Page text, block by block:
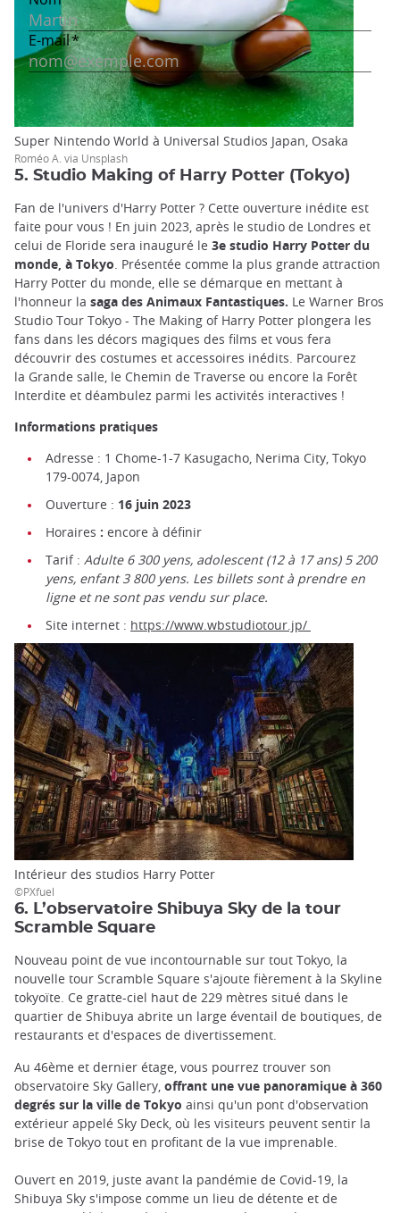
Super Nintendo World à Universal Studios Japan, Osaka
Roméo A. via Unsplash
5. Studio Making of Harry Potter (Tokyo)
Fan de l'univers d'Harry Potter ? Cette ouverture inédite est
faite pour vous ! En juin 2023, après le studio de Londres et
celui de Floride sera inauguré le 3e studio Harry Potter du
monde, à Tokyo. Présentée comme la plus grande attraction
Harry Potter du monde, elle se démarque en mettant à
l'honneur la saga des Animaux Fantastiques. Le Warner Bros
Studio Tour Tokyo - The Making of Harry Potter plongera les
fans dans les décors magiques des films et vous fera
découvrir des costumes et accessoires inédits. Parcourez
la Grande salle, le Chemin de Traverse ou encore la Forêt
Interdite et déambulez parmi les activités interactives !
Informations pratiques
Adresse : 1 Chome-1-7 Kasugacho, Nerima City, Tokyo
179-0074, Japon
Ouverture : 16 juin 2023
Horaires : encore à définir
Tarif : Adulte 6 300 yens, adolescent (12 à 17 ans) 5 200
yens, enfant 3 800 yens. Les billets sont à prendre en
ligne et ne sont pas vendu sur place.
Site internet : https://www.wbstudiotour.jp/
Intérieur des studios Harry Potter
©PXfuel
6. L’observatoire Shibuya Sky de la tour
Scramble Square
Nouveau point de vue incontournable sur tout Tokyo, la
nouvelle tour Scramble Square s'ajoute fièrement à la Skyline
tokyoïte. Ce gratte-ciel haut de 229 mètres situé dans le
quartier de Shibuya abrite un large éventail de boutiques, de
restaurants et d'espaces de divertissement.
Au 46ème et dernier étage, vous pourrez trouver son
observatoire Sky Gallery, offrant une vue panoramique à 360
degrés sur la ville de Tokyo ainsi qu'un pont d'observation
extérieur appelé Sky Deck, où les visiteurs peuvent sentir la
brise de Tokyo tout en profitant de la vue imprenable.
Ouvert en 2019, juste avant la pandémie de Covid-19, la
Shibuya Sky s'impose comme un lieu de détente et de